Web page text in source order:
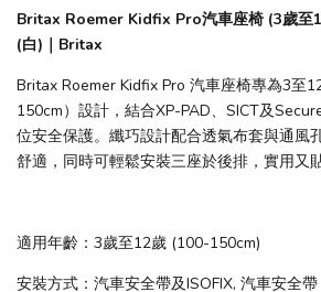
Britax Roemer Kidfix Pro汽車座椅 (3歲至
(白)｜Britax
Britax Roemer Kidfix Pro 汽車座椅專為3至
150cm）設計，結合XP-PAD、SICT及
位安全保護。纖巧設計配合透氣布套與通風
舒適，同時可輕鬆安裝三座於後排，實用又貼
適用年齡：3歲至12歲 (100-150cm)
安裝方式：汽車安全帶及ISOFIX, 汽車安全帶